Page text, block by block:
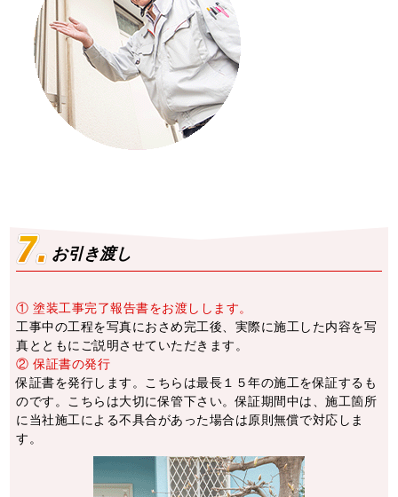
お引き渡し
① 塗装工事完了報告書をお渡しします。
⼯事中の⼯程を写真におさめ完⼯後、実際に施⼯した内容を写
真とともにご説明させていただきます。
② 保証書の発行
保証書を発⾏します。こちらは最⻑１５年の施⼯を保証するも
のです。こちらは⼤切に保管下さい。保証期間中は、施⼯箇所
に当社施⼯による不具合があった場合は原則無償で対応しま
す。